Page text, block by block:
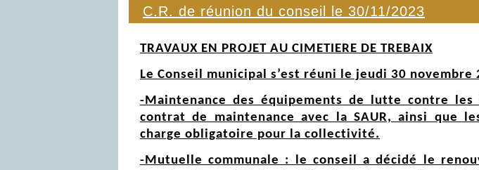
C.R. de réunion du conseil le 30/11/2023
TRAVAUX EN PROJET AU CIMETIERE DE TREBAIX
Le Conseil municipal s’est réuni le jeudi 30
-Maintenance des équipements de lutte contre
contrat de maintenance avec la SAUR, ainsi que
charge obligatoire pour la collectivité.
-Mutuelle communale : le conseil a décidé le